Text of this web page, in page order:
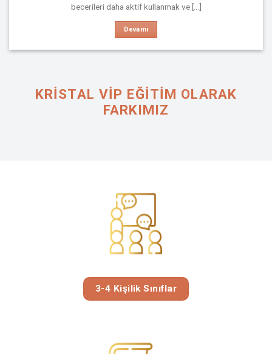
becerileri daha aktif kullanmak ve [...]
Devamı
KRISTAL VIP EĞİTİM OLARAK
FARKIMIZ
3-4 Kişilik Sınıflar